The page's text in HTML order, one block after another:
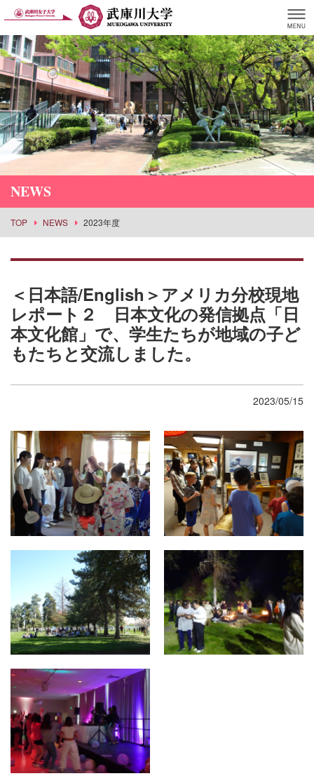
NEWS
TOP NEWS 2023年度
＜日本語/English＞アメリカ分校現地
レポート２ 日本文化の発信拠点「日
本文化館」で、学生たちが地域の子ど
もたちと交流しました。
2023/05/15